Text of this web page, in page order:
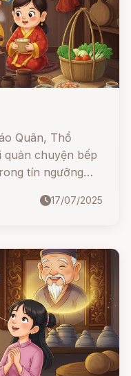
Quân, Thổ
quản chuyện bếp
tín ngưỡng
trời để tâu với
17/07/2025